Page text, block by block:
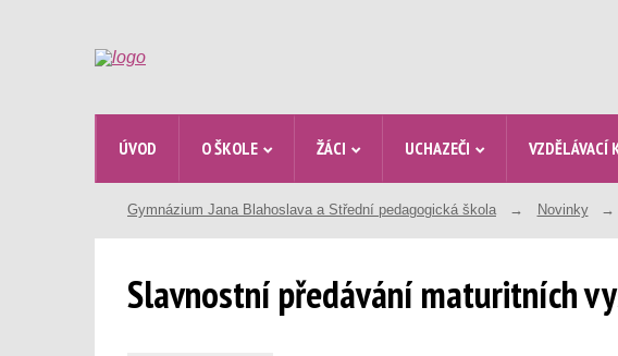
ÚVOD O ŠKOLE ŽÁCI UCHAZEČI VZDĚLÁVACÍ
Gymnázium Jana Blahoslava a Střední pedagogická škola Novinky
Slavnostní předávání maturitních